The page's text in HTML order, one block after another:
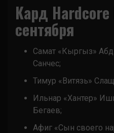
Кард
сентября
Самат «Кыргыз»
Санчес;
Тимур «Витязь»
Ильнар «Хантер»
Бегаев;
Афиг «Сын своего